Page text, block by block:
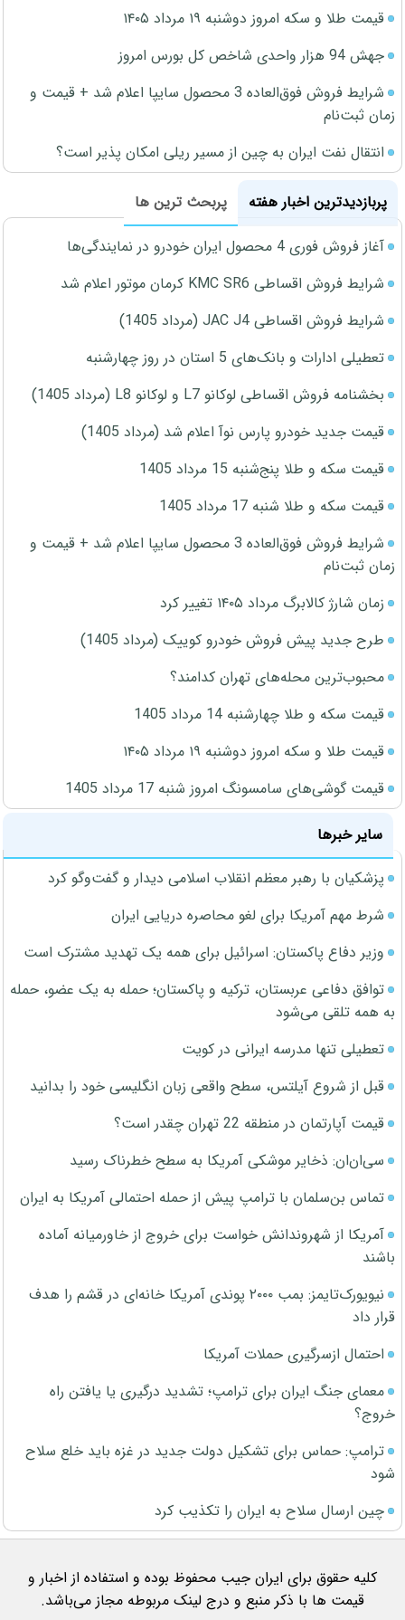
قیمت طلا و سکه امروز دوشنبه ۱۹ مرداد ۱۴۰۵
جهش 94 هزار واحدی شاخص کل بورس امروز
شرایط فروش فوق‌العاده 3 محصول سایپا اعلام شد + قیمت و
زمان ثبت‌نام
انتقال نفت ایران به چین از مسیر ریلی امکان پذیر است؟
پربازدیدترین اخبار هفته
پربحث ترین ها
آغاز فروش فوری 4 محصول ایران خودرو در نمایندگی‌ها
شرایط فروش اقساطی KMC SR6 کرمان موتور اعلام شد
شرایط فروش اقساطی JAC J4 (مرداد 1405)
تعطیلی ادارات و بانک‌های 5 استان در روز چهارشنبه
بخشنامه فروش اقساطی لوکانو L7 و لوکانو L8 (مرداد 1405)
قیمت جدید خودرو پارس نوآ اعلام شد (مرداد 1405)
قیمت سکه و طلا پنج‌شنبه 15 مرداد 1405
قیمت سکه و طلا شنبه 17 مرداد 1405
شرایط فروش فوق‌العاده 3 محصول سایپا اعلام شد + قیمت و
زمان ثبت‌نام
زمان شارژ کالابرگ مرداد ۱۴۰۵ تغییر کرد
طرح جدید پیش فروش خودرو کوییک (مرداد 1405)
محبوب‌ترین محله‌های تهران کدامند؟
قیمت سکه و طلا چهارشنبه 14 مرداد 1405
قیمت طلا و سکه امروز دوشنبه ۱۹ مرداد ۱۴۰۵
قیمت گوشی‌های سامسونگ امروز شنبه 17 مرداد 1405
سایر خبرها
پزشکیان با رهبر معظم انقلاب اسلامی دیدار و گفت‌وگو کرد
شرط مهم آمریکا برای لغو محاصره دریایی ایران
وزیر دفاع پاکستان: اسرائیل برای همه یک تهدید مشترک است
توافق دفاعی عربستان، ترکیه و پاکستان؛ حمله به یک عضو، حمله
به همه تلقی می‌شود
تعطیلی تنها مدرسه ایرانی در کویت
قبل از شروع آیلتس، سطح واقعی زبان انگلیسی خود را بدانید
قیمت آپارتمان در منطقه 22 تهران چقدر است؟
سی‌ان‌ان: ذخایر موشکی آمریکا به سطح خطرناک رسید
تماس بن‌سلمان با ترامپ پیش از حمله احتمالی آمریکا به ایران
آمریکا از شهروندانش خواست برای خروج از خاورمیانه آماده
باشند
نیویورک‌تایمز: بمب ۲۰۰۰ پوندی آمریکا خانه‌ای در قشم را هدف
قرار داد
احتمال ازسرگیری حملات آمریکا
معمای جنگ ایران برای ترامپ؛ تشدید درگیری یا یافتن راه
خروج؟
ترامپ: حماس برای تشکیل دولت جدید در غزه باید خلع سلاح
شود
چین ارسال سلاح به ایران را تکذیب کرد
کلیه حقوق برای ایران جیب محفوظ بوده و استفاده از اخبار و
قیمت ها با ذکر منبع و درج لینک مربوطه مجاز می‌باشد.